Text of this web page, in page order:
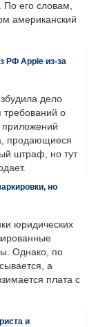
его словам,
американский
РФ Apple из-за
дело
требований о
приложений
продающиеся
штраф, но тут
но
юридических
Однако, по
а
плата с
и